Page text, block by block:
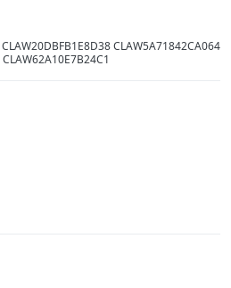
CLAW5A71842CA064